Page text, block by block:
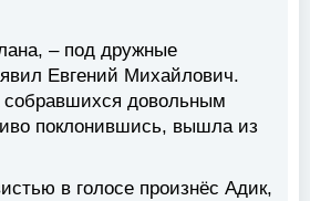
– под дружные
Евгений Михайлович.
довольным
поклонившись, вышла из
в голосе произнёс Адик,